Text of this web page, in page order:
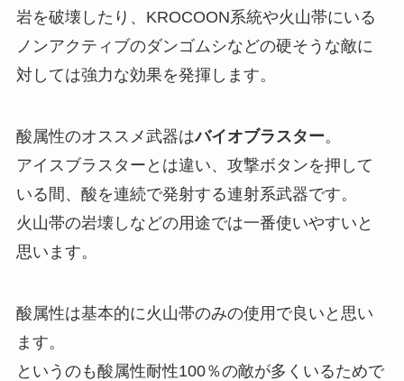
岩を破壊したり、KROCOON系統や火山帯にいる
ノンアクティブのダンゴムシなどの硬そうな敵に
対しては強力な効果を発揮します。
酸属性のオススメ武器はバイオブラスター。
アイスブラスターとは違い、攻撃ボタンを押して
いる間、酸を連続で発射する連射系武器です。
火山帯の岩壊しなどの用途では一番使いやすいと
思います。
酸属性は基本的に火山帯のみの使用で良いと思い
ます。
というのも酸属性耐性100％の敵が多くいるためで